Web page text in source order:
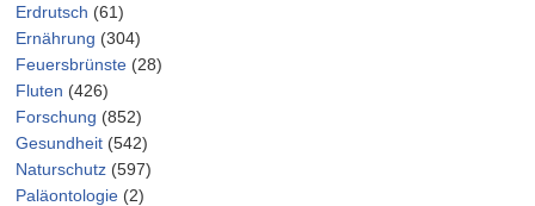
Erdrutsch (61)
Ernährung (304)
Feuersbrünste (28)
Fluten (426)
Forschung (852)
Gesundheit (542)
Naturschutz (597)
Paläontologie (2)